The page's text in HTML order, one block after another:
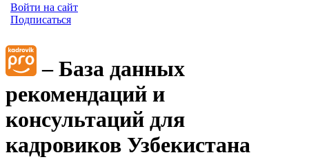
Войти на сайт
Подписаться
– База данных
рекомендаций и
консультаций для
кадровиков Узбекистана